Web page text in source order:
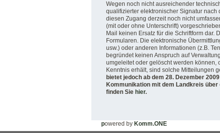
Wegen noch nicht ausreichender
qualifizierter elektronischer Signatur
diesen Zugang derzeit noch nicht
(mit oder ohne Unterschrift)
Mail keinen Ersatz für die Schriftform dar.
Formularen. Die elektronische
usw.) oder anderen Informationen (z.B.
begründet keinen Anspruch auf
umgeleitet oder gelöscht werden
Kenntnis erhält, sind solche Mitteilungen
bietet jedoch ab dem 28. Dezember
Kommunikation mit dem Landkreis
finden Sie hier.
powered by Komm.ONE